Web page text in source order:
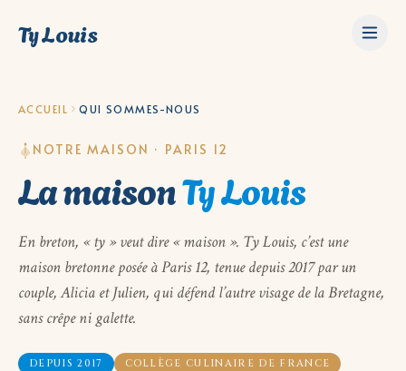
Ty Louis
ACCUEIL QUI SOMMES-NOUS
NOTRE MAISON · PARIS 12
La maisonTy Louis
En breton, « ty » veut dire « maison ». Ty Louis, c’est une
maison bretonne posée à Paris 12, tenue depuis 2017 par un
couple, Alicia et Julien, qui défend l’autre visage de la Bretagne,
sans crêpe ni galette.
DEPUIS 2017
COLLÈGE CULINAIRE DE FRANCE